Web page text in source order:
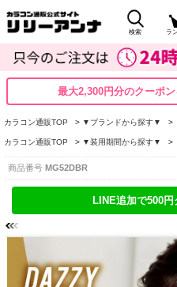
検索 ラ
最大2,300円分のクーポ
カラコン通販TOP ▼ブランドから探す▼
カラコン通販TOP ▼装用期間から探す▼
商品番号 MG52DBR
LINE追加で500